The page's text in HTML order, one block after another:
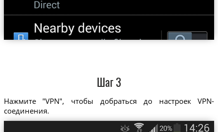
Шаг 3
Нажмите "VPN", чтобы добраться до настроек VPN-
соединения.